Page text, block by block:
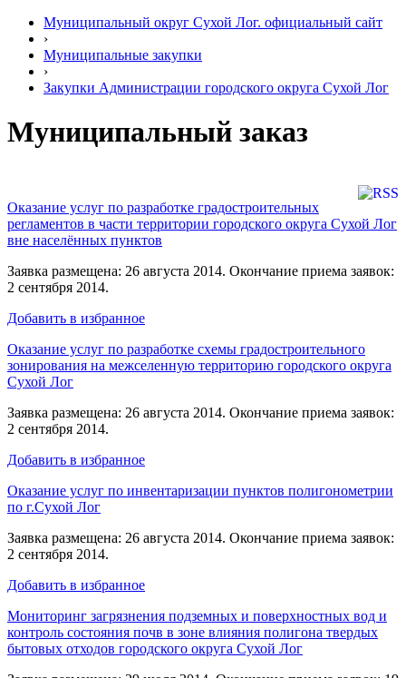
Муниципальный округ Сухой Лог. официальный сайт
›
Муниципальные закупки
›
Закупки Администрации городского округа Сухой Лог
Муниципальный заказ
Оказание услуг по разработке градостроительных
регламентов в части территории городского округа Сухой Лог
вне населённых пунктов
Заявка размещена: 26 августа 2014. Окончание приема заявок:
2 сентября 2014.
Добавить в избранное
Оказание услуг по разработке схемы градостроительного
зонирования на межселенную территорию городского округа
Сухой Лог
Заявка размещена: 26 августа 2014. Окончание приема заявок:
2 сентября 2014.
Добавить в избранное
Оказание услуг по инвентаризации пунктов полигонометрии
по г.Сухой Лог
Заявка размещена: 26 августа 2014. Окончание приема заявок:
2 сентября 2014.
Добавить в избранное
Мониторинг загрязнения подземных и поверхностных вод и
контроль состояния почв в зоне влияния полигона твердых
бытовых отходов городского округа Сухой Лог